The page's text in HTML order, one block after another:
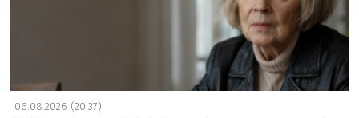
06.08.2026 (20:37)